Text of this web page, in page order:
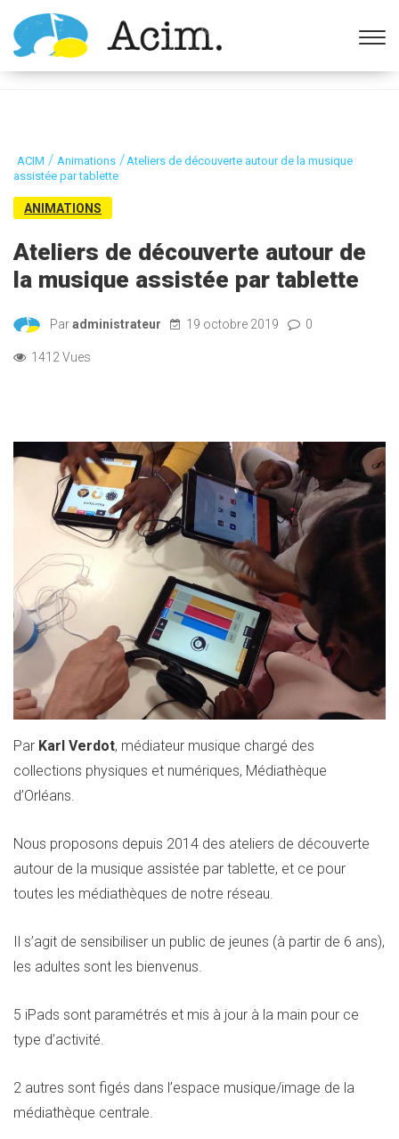
Ouvrir la barre d’outils
ACIM / Animations /Ateliers de découverte autour de la musique
assistée par tablette
ANIMATIONS
Ateliers de découverte autour de
la musique assistée par tablette
Paradministrateur 19 octobre 2019 0
1412 Vues
Par Karl Verdot, médiateur musique chargé des
collections physiques et numériques, Médiathèque
d’Orléans.
Nous proposons depuis 2014 des ateliers de découverte
autour de la musique assistée par tablette, et ce pour
toutes les médiathèques de notre réseau.
Il s’agit de sensibiliser un public de jeunes (à partir de 6 ans),
les adultes sont les bienvenus.
5 iPads sont paramétrés et mis à jour à la main pour ce
type d’activité.
2 autres sont figés dans l’espace musique/image de la
médiathèque centrale.